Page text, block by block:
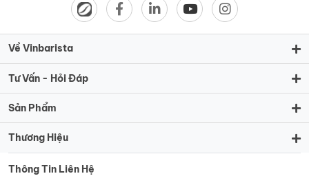
Về Vinbarista
Tư Vấn - Hỏi Đáp
Sản Phẩm
Thương Hiệu
Thông Tin Liên Hệ